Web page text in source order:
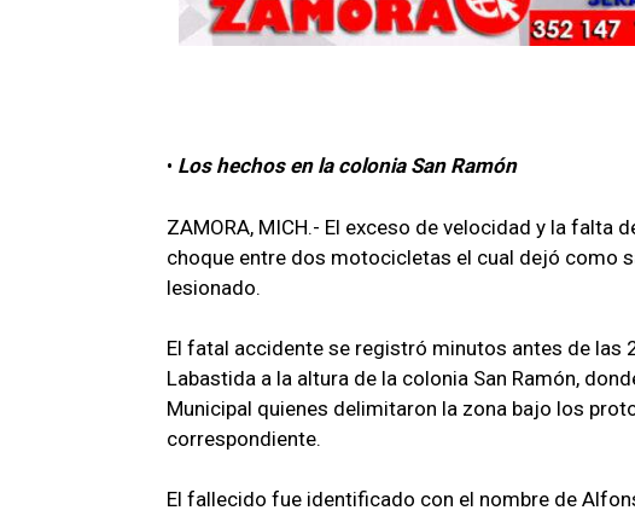
• Los hechos en la colonia San Ramón
ZAMORA, MICH.- El exceso de velocidad y la falta
choque entre dos motocicletas el cual dejó como
lesionado.
El fatal accidente se registró minutos antes de las
Labastida a la altura de la colonia San Ramón,
Municipal quienes delimitaron la zona bajo los
correspondiente.
El fallecido fue identificado con el nombre de